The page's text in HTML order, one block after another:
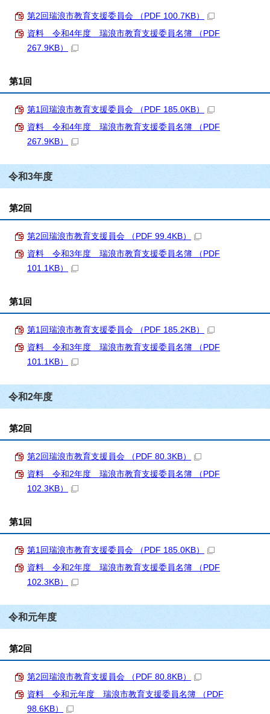
第2回瑞浪市教育支援委員会 （PDF 100.7KB）
資料 令和4年度 瑞浪市教育支援委員名簿 （PDF
267.9KB）
第1回
第1回瑞浪市教育支援委員会 （PDF 185.0KB）
資料 令和4年度 瑞浪市教育支援委員名簿 （PDF
267.9KB）
令和3年度
第2回
第2回瑞浪市教育支援員会 （PDF 99.4KB）
資料 令和3年度 瑞浪市教育支援委員名簿 （PDF
101.1KB）
第1回
第1回瑞浪市教育支援委員会 （PDF 185.2KB）
資料 令和3年度 瑞浪市教育支援委員名簿 （PDF
101.1KB）
令和2年度
第2回
第2回瑞浪市教育支援員会 （PDF 80.3KB）
資料 令和2年度 瑞浪市教育支援委員名簿 （PDF
102.3KB）
第1回
第1回瑞浪市教育支援委員会 （PDF 185.0KB）
資料 令和2年度 瑞浪市教育支援委員名簿 （PDF
102.3KB）
令和元年度
第2回
第2回瑞浪市教育支援員会 （PDF 80.8KB）
資料 令和元年度 瑞浪市教育支援委員名簿 （PDF
98.6KB）